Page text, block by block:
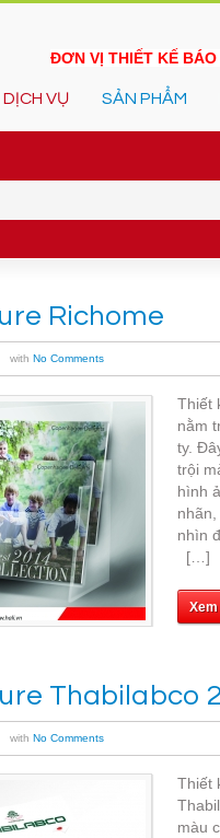
ĐƠN VỊ THIẾT KẾ
DỊCH VỤ SẢN PHẨM
Richome
with No Comments
Thiết
nằm
ty.
trội
hình
nhìn
[…]
Thabilabco
with No Comments
Thiết
màu